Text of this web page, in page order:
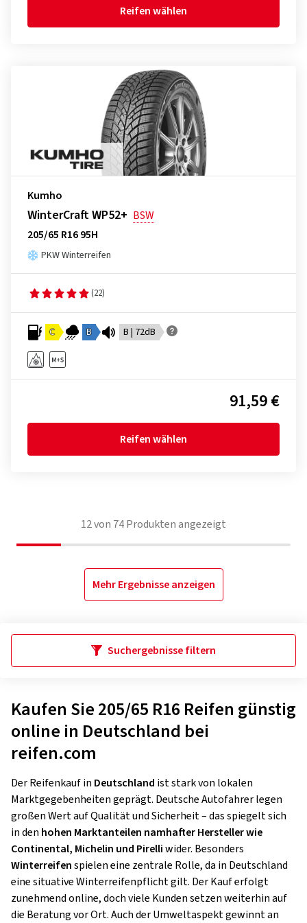
Reifen wählen
Kumho
WinterCraft WP52+ BSW
205/65 R16 95H
PKW Winterreifen
(22)
C B B | 72dB
91,59 €
Reifen wählen
12von 74Produkten angezeigt
Mehr Ergebnisse anzeigen
Suchergebnisse filtern
Kaufen Sie 205/65 R16 Reifen günstig
online in Deutschland bei
reifen.com
Der Reifenkauf in Deutschland ist stark von lokalen
Marktgegebenheiten geprägt. Deutsche Autofahrer legen
großen Wert auf Qualität und Sicherheit – das spiegelt sich
in den hohen Marktanteilen namhafter Hersteller wie
Continental, Michelin und Pirelliwider. Besonders
Winterreifenspielen eine zentrale Rolle, da in Deutschland
eine situative Winterreifenpflicht gilt. Der Kauf erfolgt
zunehmend online, doch viele Kunden setzen weiterhin auf
die Beratung vor Ort. Auch der Umweltaspekt gewinnt an